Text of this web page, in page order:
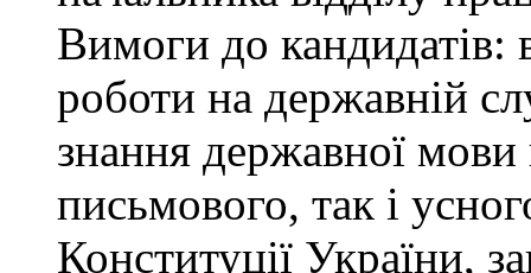
Вимоги до
роботи на державній
знання державної мови
письмового, так і
Конституції України,